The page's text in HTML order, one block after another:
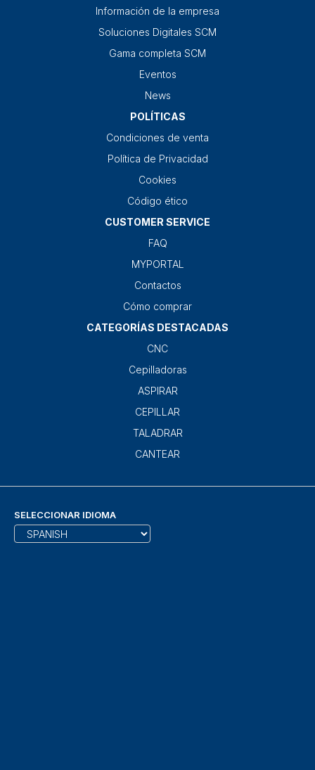
Información de la empresa
Soluciones Digitales SCM
Gama completa SCM
Eventos
News
POLÍTICAS
Condiciones de venta
Política de Privacidad
Cookies
Código ético
CUSTOMER SERVICE
FAQ
MYPORTAL
Contactos
Cómo comprar
CATEGORÍAS DESTACADAS
CNC
Cepilladoras
ASPIRAR
CEPILLAR
TALADRAR
CANTEAR
SELECCIONAR IDIOMA